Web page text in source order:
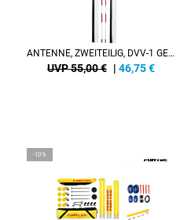
ANTENNE, ZWEITEILIG, DVV-1 GEPRÜFT (PAAR)
UVP 55,00 € | 46,75€
-10%